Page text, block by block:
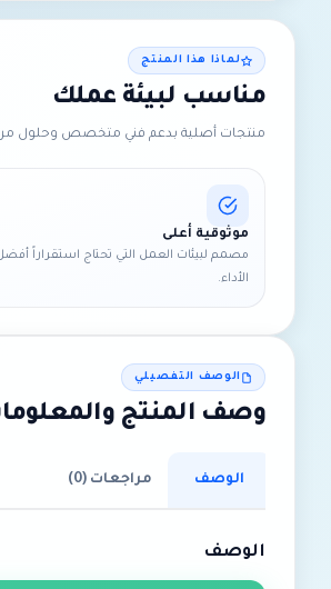
لماذا هذا المنتج
مناسب لبيئة عملك
منتجات أصلية بدعم فني متخصص وحلول
موثوقية أعلى
مصمم لبيئات العمل التي تحتاج استقراراً
الأداء.
الوصف التفصيلي
وصف المنتج
الوصف مراجعات (0)
الوصف